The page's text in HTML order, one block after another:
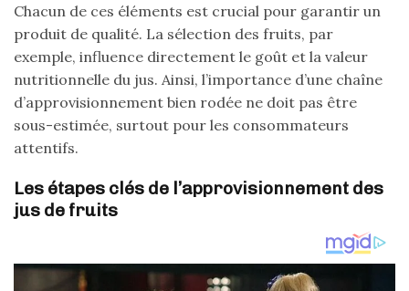
Chacun de ces éléments est crucial pour garantir un
produit de qualité. La sélection des fruits, par
exemple, influence directement le goût et la valeur
nutritionnelle du jus. Ainsi, l’importance d’une chaîne
d’approvisionnement bien rodée ne doit pas être
sous-estimée, surtout pour les consommateurs
attentifs.
Les étapes clés de l’approvisionnement des
jus de fruits